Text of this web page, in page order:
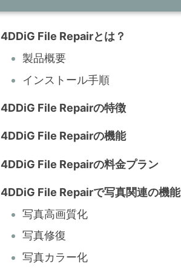
4DDiG File Repairとは？
製品概要
インストール手順
4DDiG File Repairの特徴
4DDiG File Repairの機能
4DDiG File Repairの料金プラン
4DDiG File Repairで写真関連の機
写真高画質化
写真修復
写真カラー化